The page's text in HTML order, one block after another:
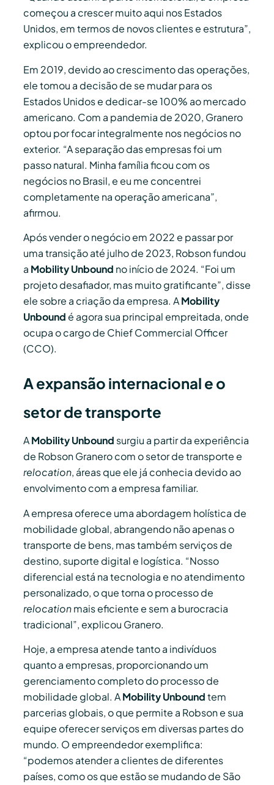
começou a crescer muito aqui nos Estados
Unidos, em termos de novos clientes e estrutura”,
explicou o empreendedor.
Em 2019, devido ao crescimento das operações,
ele tomou a decisão de se mudar para os
Estados Unidos e dedicar-se 100% ao mercado
americano. Com a pandemia de 2020, Granero
optou por focar integralmente nos negócios no
exterior. “A separação das empresas foi um
passo natural. Minha família ficou com os
negócios no Brasil, e eu me concentrei
completamente na operação americana”,
afirmou.
Após vender o negócio em 2022 e passar por
uma transição até julho de 2023, Robson fundou
a Mobility Unbound no início de 2024. “Foi um
projeto desafiador, mas muito gratificante”, disse
ele sobre a criação da empresa. AMobility
Unboundé agora sua principal empreitada, onde
ocupa o cargo de Chief Commercial Officer
(CCO).
A expansão internacional e o
setor de transporte
AMobility Unbound surgiu a partir da experiência
de Robson Granero com o setor de transporte e
relocation, áreas que ele já conhecia devido ao
envolvimento com a empresa familiar.
A empresa oferece uma abordagem holística de
mobilidade global, abrangendo não apenas o
transporte de bens, mas também serviços de
destino, suporte digital e logística. “Nosso
diferencial está na tecnologia e no atendimento
personalizado, o que torna o processo de
relocationmais eficiente e sem a burocracia
tradicional”, explicou Granero.
Hoje, a empresa atende tanto a indivíduos
quanto a empresas, proporcionando um
gerenciamento completo do processo de
mobilidade global. AMobility Unboundtem
parcerias globais, o que permite a Robson e sua
equipe oferecer serviços em diversas partes do
mundo. O empreendedor exemplifica:
“podemos atender a clientes de diferentes
países, como os que estão se mudando de São